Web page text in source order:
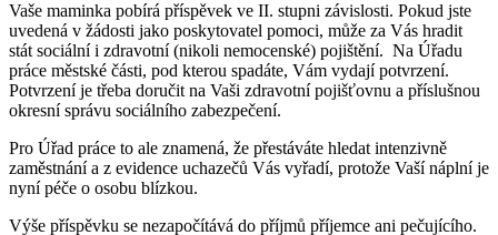
Vaše maminka pobírá příspěvek ve II. stupni závislosti. Pokud jste
uvedená v žádosti jako poskytovatel pomoci, může za Vás hradit
stát sociální i zdravotní (nikoli nemocenské) pojištění. Na Úřadu
práce městské části, pod kterou spadáte, Vám vydají potvrzení.
Potvrzení je třeba doručit na Vaši zdravotní pojišťovnu a příslušnou
okresní správu sociálního zabezpečení.
Pro Úřad práce to ale znamená, že přestáváte hledat intenzivně
zaměstnání a z evidence uchazečů Vás vyřadí, protože Vaší náplní je
nyní péče o osobu blízkou.
Výše příspěvku se nezapočítává do příjmů příjemce ani pečujícího.